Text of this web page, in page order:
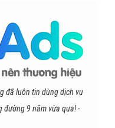
đã luôn tin dùng dịch vụ
đường 9 năm vừa qua! -